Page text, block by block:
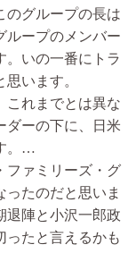
グループの長は
ープのメンバー
。いの一番にトラ
います。
れまでとは異な
ダーの下に、日米
。…
ァミリーズ・グ
ったのだと思いま
退陣と小沢一郎政
ったと言えるかも